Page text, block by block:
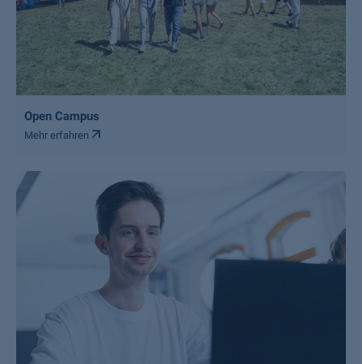
Open Campus
Mehr erfahren